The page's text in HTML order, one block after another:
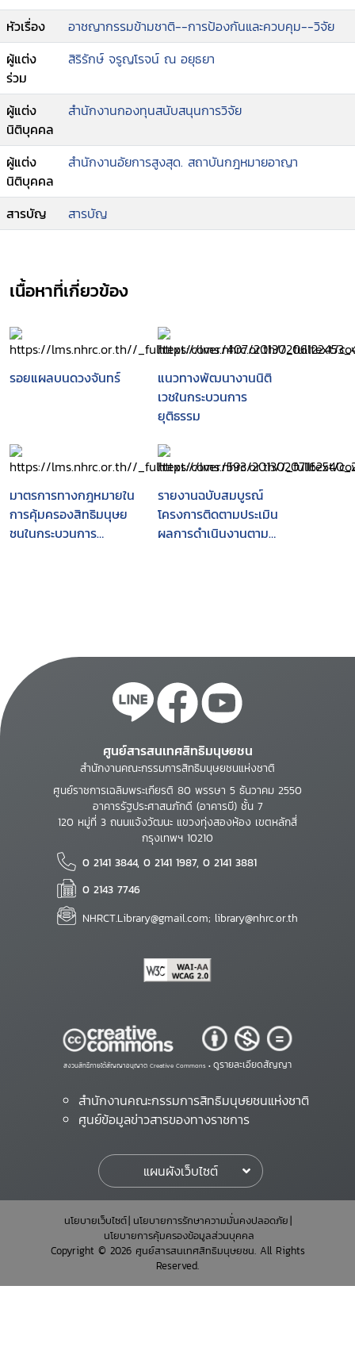
หัวเรื่อง
อาชญากรรมข้ามชาติ--การป้องกันและควบคุม--วิจัย
ผู้แต่ง
ร่วม
สิริรักษ์ จรูญโรจน์ ณ อยุธยา
ผู้แต่ง
นิติบุคคล
สำนักงานกองทุนสนับสนุนการวิจัย
ผู้แต่ง
นิติบุคคล
สำนักงานอัยการสูงสุด. สถาบันกฎหมายอาญา
สารบัญ สารบัญ
เนื้อหาที่เกี่ยวข้อง
รอยแผลบนดวงจันทร์
แนวทางพัฒนางานนิติ
เวชในกระบวนการ
ยุติธรรม
มาตรการทางกฎหมายใน
การคุ้มครองสิทธิมนุษย
ชนในกระบวนการ
รายงานฉบับสมบูรณ์
โครงการติดตามประเมิน
ผลการดำเนินงานตาม
ศูนย์สารสนเทศสิทธิมนุษยชน
สำนักงานคณะกรรมการสิทธิมนุษยชนแห่งชาติ
ศูนย์ราชการเฉลิมพระเกียรติ 80 พรรษา 5 ธันวาคม 2550
อาคารรัฐประศาสนภักดี (อาคารบี) ชั้น 7
120 หมู่ที่ 3 ถนนแจ้งวัฒนะ แขวงทุ่งสองห้อง เขตหลักสี่
กรุงเทพฯ 10210
0 2141 3844, 0 2141 1987, 0 2141 3881
0 2143 7746
NHRCT.Library@gmail.com; library@nhrc.or.th
สงวนสิทธิ์ภายใต้สัญญาอนุญาต Creative Commons • ดูรายละเอียดสัญญา
สำนักงานคณะกรรมการสิทธิมนุษยชนแห่งชาติ
ศูนย์ข้อมูลข่าวสารของทางราชการ
แผนผังเว็บไซต์
นโยบายเว็บไซต์ นโยบายการรักษาความมั่นคงปลอดภัย
นโยบายการคุ้มครองข้อมูลส่วนบุคคล
Copyright © 2026 ศูนย์สารสนเทศสิทธิมนุษยชน. All Rights
Reserved.